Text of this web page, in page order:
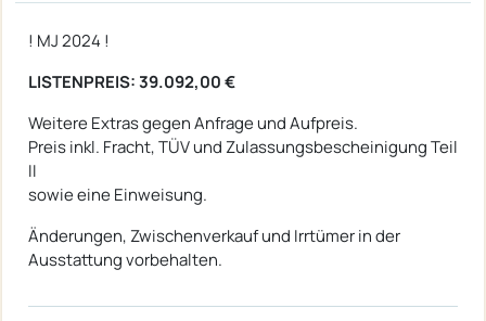
! MJ 2024 !
LISTENPREIS: 39.092,00 €
Weitere Extras gegen Anfrage und Aufpreis.
Preis inkl. Fracht, TÜV und Zulassungsbescheinigung Teil
II
sowie eine Einweisung.​​​​
Änderungen, Zwischenverkauf und Irrtümer in der
Ausstattung vorbehalten.